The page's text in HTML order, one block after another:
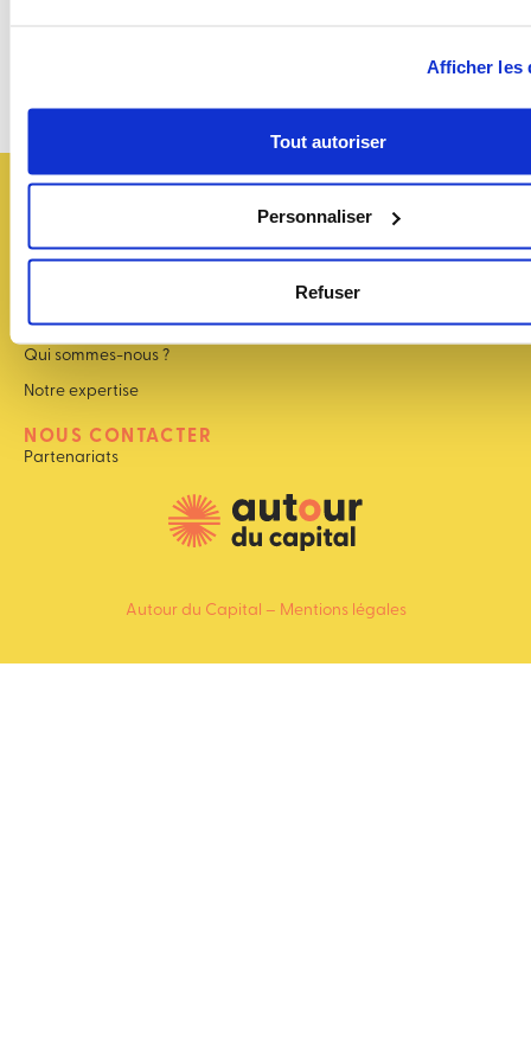
Afficher les
Tout autoriser
Personnaliser
Refuser
Agenda des événements
Qui sommes-nous ?
Notre expertise
NOUS CONTACTER
Partenariats
Autour du Capital – Mentions légales